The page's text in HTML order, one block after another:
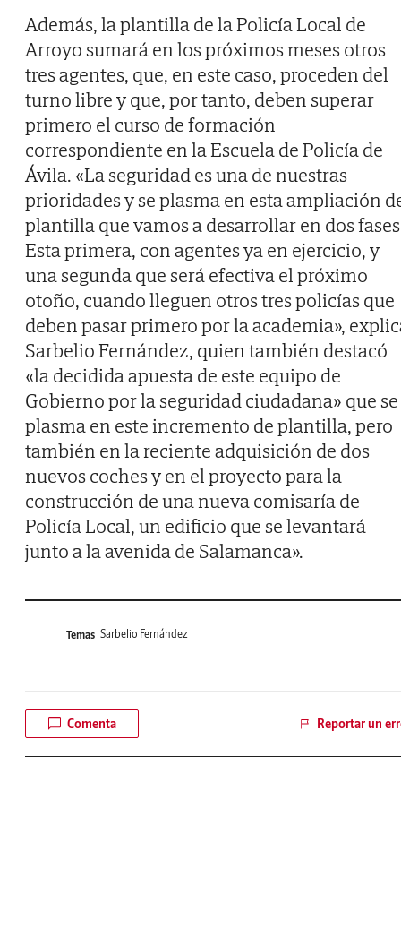
Además, la plantilla de la Policía Local de
Arroyo sumará en los próximos meses otros
tres agentes, que, en este caso, proceden del
turno libre y que, por tanto, deben superar
primero el curso de formación
correspondiente en la Escuela de Policía de
Ávila. «La seguridad es una de nuestras
prioridades y se plasma en esta ampliación
plantilla que vamos a desarrollar en dos
Esta primera, con agentes ya en ejercicio, y
una segunda que será efectiva el próximo
otoño, cuando lleguen otros tres policías que
deben pasar primero por la academia»,
Sarbelio Fernández, quien también destacó
«la decidida apuesta de este equipo de
Gobierno por la seguridad ciudadana» que se
plasma en este incremento de plantilla, pero
también en la reciente adquisición de dos
nuevos coches y en el proyecto para la
construcción de una nueva comisaría de
Policía Local, un edificio que se levantará
junto a la avenida de Salamanca».
Temas Sarbelio Fernández
Comenta Reportar un